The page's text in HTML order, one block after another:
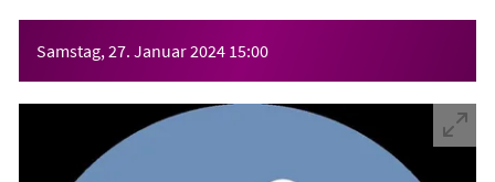
Samstag, 27. Januar 2024 15:00